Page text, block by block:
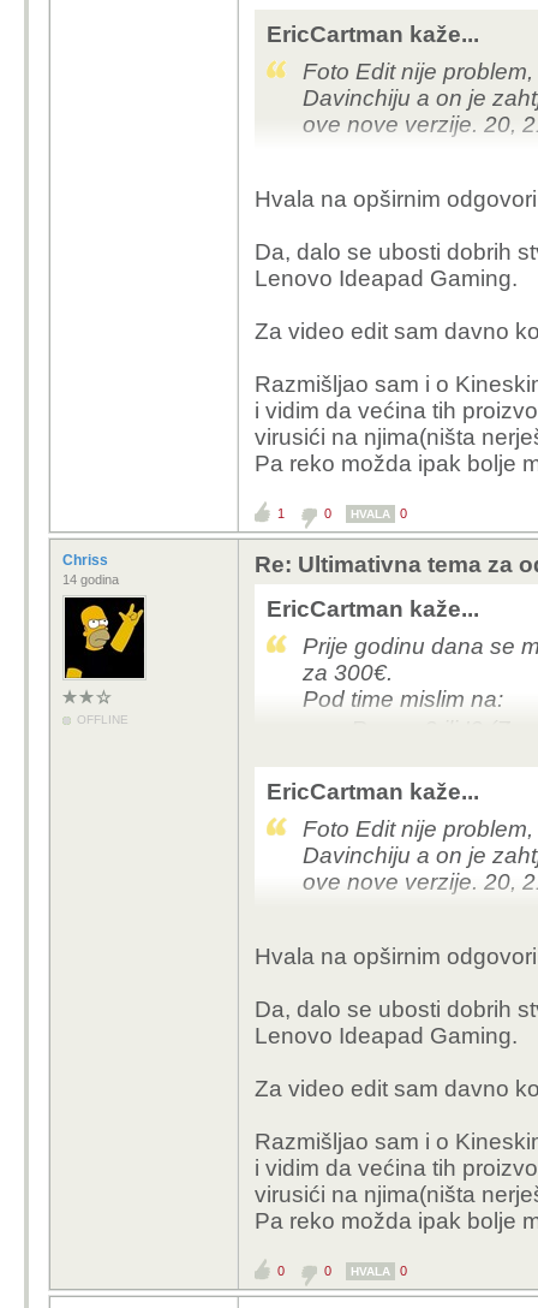
500GB SSD-a
Znam za cijenu jer
HP-ov laptop za točno
Meni je to bare
slabijih Zen 2 ili I3-11-
Dakle, barem 2 jake
polupun, i koji nije
neki rad ili surfanje
eMMC ili 8GB RAM-a koji je
Neki se kunu da
surfanje, ja to ne bih
šit komponentama.
EricCartman kaže...
Foto Edit nije
Davinchiju a on je
ove nove verzije. 20,
dobro i u 4K.
ajao... ruši se ko
Windowsima nisam ni
samo svoj proces,
gledaj veselja kako
Hvala na opširnim
Da, dalo se ubosti dobrih
Lenovo Ideapad Gaming.
Za video edit sam davno
Razmišljao sam i o
i vidim da većina tih
virusići na njima(ništa
Pa reko možda ipak bolje
1 0 HVALA 0
Chriss
14 godina
OFFLINE
Re: Ultimativna tema za
EricCartman kaže...
Prije godinu dana se
za 300€.
Pod time mislim na:
500GB SSD-a
Znam za cijenu jer
HP-ov laptop za točno
Meni je to bare
slabijih Zen 2 ili I3-11-
Dakle, barem 2 jake
polupun, i koji nije
neki rad ili surfanje
eMMC ili 8GB RAM-a koji je
Neki se kunu da
surfanje, ja to ne bih
šit komponentama.
EricCartman kaže...
Foto Edit nije
Davinchiju a on je
ove nove verzije. 20,
dobro i u 4K.
ajao... ruši se ko
Windowsima nisam ni
samo svoj proces,
gledaj veselja kako
Hvala na opširnim
Da, dalo se ubosti dobrih
Lenovo Ideapad Gaming.
Za video edit sam davno
Razmišljao sam i o
i vidim da većina tih
virusići na njima(ništa
Pa reko možda ipak bolje
0 0 HVALA 0